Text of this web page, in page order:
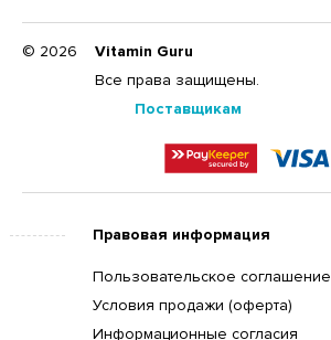
© 2026
Vitamin Guru
Все права защищены.
Поставщикам
Правовая информация
Пользовательское соглашение
Условия продажи (оферта)
Информационные согласия